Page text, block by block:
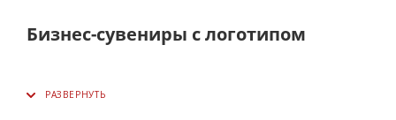
Бизнес-сувениры с логотипом